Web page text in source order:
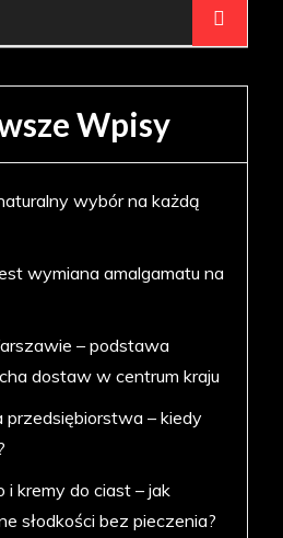
Wpisy
wybór na każdą
wymiana amalgamatu na
– podstawa
dostaw w centrum kraju
przedsiębiorstwa – kiedy
i kremy do ciast – jak
słodkości bez pieczenia?